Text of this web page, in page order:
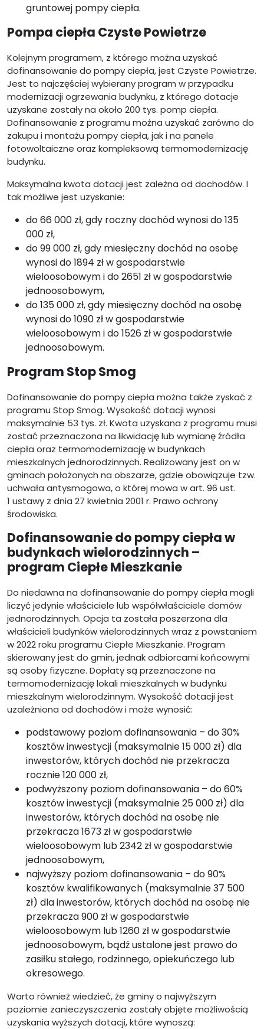
gruntowej pompy ciepła.
Pompa ciepła Czyste Powietrze
Kolejnym programem, z którego można uzyskać
dofinansowanie do pompy ciepła, jest Czyste Powietrze.
Jest to najczęściej wybierany program w przypadku
modernizacji ogrzewania budynku, z którego dotacje
uzyskane zostały na około 200 tys. pomp ciepła.
Dofinansowanie z programu można uzyskać zarówno do
zakupu i montażu pompy ciepła, jak i na panele
fotowoltaiczne oraz kompleksową termomodernizację
budynku.
Maksymalna kwota dotacji jest zależna od dochodów. I
tak możliwe jest uzyskanie:
do 66 000 zł, gdy roczny dochód wynosi do 135
000 zł,
do 99 000 zł, gdy miesięczny dochód na osobę
wynosi do 1894 zł w gospodarstwie
wieloosobowym i do 2651 zł w gospodarstwie
jednoosobowym,
do 135 000 zł, gdy miesięczny dochód na osobę
wynosi do 1090 zł w gospodarstwie
wieloosobowym i do 1526 zł w gospodarstwie
jednoosobowym.
Program Stop Smog
Dofinansowanie do pompy ciepła można także zyskać z
programu Stop Smog. Wysokość dotacji wynosi
maksymalnie 53 tys. zł. Kwota uzyskana z programu musi
zostać przeznaczona na likwidację lub wymianę źródła
ciepła oraz termomodernizację w budynkach
mieszkalnych jednorodzinnych. Realizowany jest on w
gminach położonych na obszarze, gdzie obowiązuje tzw.
uchwała antysmogowa, o której mowa w art. 96 ust.
1 ustawy z dnia 27 kwietnia 2001 r. Prawo ochrony
środowiska.
Dofinansowanie do pompy ciepła w
budynkach wielorodzinnych –
program Ciepłe Mieszkanie
Do niedawna na dofinansowanie do pompy ciepła mogli
liczyć jedynie właściciele lub współwłaściciele domów
jednorodzinnych. Opcja ta została poszerzona dla
właścicieli budynków wielorodzinnych wraz z powstaniem
w 2022 roku programu Ciepłe Mieszkanie. Program
skierowany jest do gmin, jednak odbiorcami końcowymi
są osoby fizyczne. Dopłaty są przeznaczone na
termomodernizację lokali mieszkalnych w budynku
mieszkalnym wielorodzinnym. Wysokość dotacji jest
uzależniona od dochodów i może wynosić:
podstawowy poziom dofinansowania – do 30%
kosztów inwestycji (maksymalnie 15 000 zł) dla
inwestorów, których dochód nie przekracza
rocznie 120 000 zł,
podwyższony poziom dofinansowania – do 60%
kosztów inwestycji (maksymalnie 25 000 zł) dla
inwestorów, których dochód na osobę nie
przekracza 1673 zł w gospodarstwie
wieloosobowym lub 2342 zł w gospodarstwie
jednoosobowym,
najwyższy poziom dofinansowania – do 90%
kosztów kwalifikowanych (maksymalnie 37 500
zł) dla inwestorów, których dochód na osobę nie
przekracza 900 zł w gospodarstwie
wieloosobowym lub 1260 zł w gospodarstwie
jednoosobowym, bądź ustalone jest prawo do
zasiłku stałego, rodzinnego, opiekuńczego lub
okresowego.
Warto również wiedzieć, że gminy o najwyższym
poziomie zanieczyszczenia zostały objęte możliwością
uzyskania wyższych dotacji, które wynoszą: